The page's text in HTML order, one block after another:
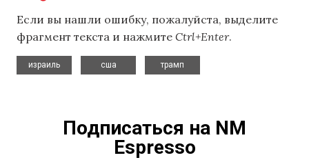
Если вы нашли ошибку, пожалуйста, выделите
фрагмент текста и нажмите Ctrl+Enter.
израиль
сша
трамп
Подписаться на NM
Espresso